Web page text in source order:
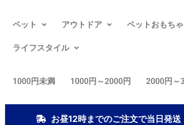
ペット アウトドア ペットおもちゃ
ライフスタイル
1000円未満 1000円～2000円 2000円～
お昼12時までのご注文で当日発送